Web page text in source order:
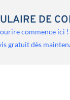
DE
commence ici
gratuit dès